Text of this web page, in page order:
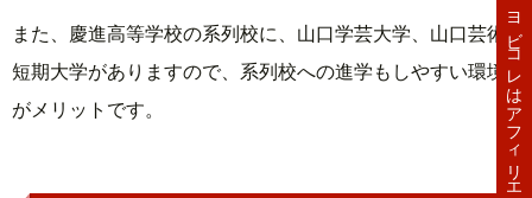
また、慶進高等学校の系列校に、山口学芸大学、山口芸術
短期大学がありますので、系列校への進学もしやすい環境
がメリットです。